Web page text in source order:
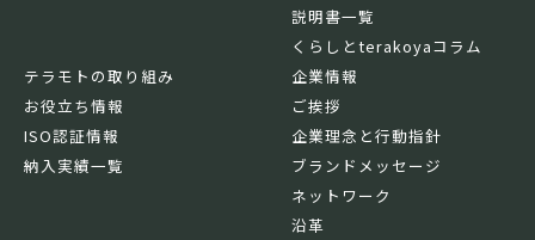
説明書一覧
くらしとterakoyaコラム
テラモトの取り組み
お役立ち情報
ISO認証情報
納入実績一覧
企業情報
ご挨拶
企業理念と行動指針
ブランドメッセージ
ネットワーク
沿革